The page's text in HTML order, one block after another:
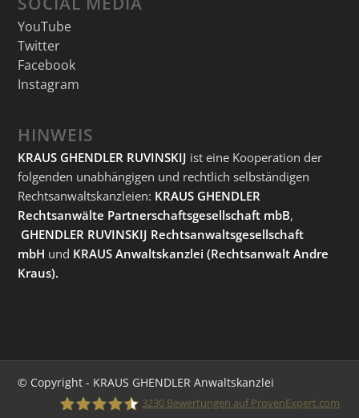
YouTube
Twitter
Facebook
Instagram
HINWEIS
KRAUS GHENDLER RUVINSKIJ ist eine Kooperation der
folgenden unabhängigen und rechtlich selbständigen
Rechtsanwaltskanzleien: KRAUS GHENDLER
Rechtsanwälte Partnerschaftsgesellschaft mbB,
GHENDLER RUVINSKIJ Rechtsanwaltsgesellschaft
mbH und KRAUS Anwaltskanzlei (Rechtsanwalt Andre
Kraus).
© Copyright - KRAUS GHENDLER Anwaltskanzlei
3230 Bewertungen auf ProvenExpert.com